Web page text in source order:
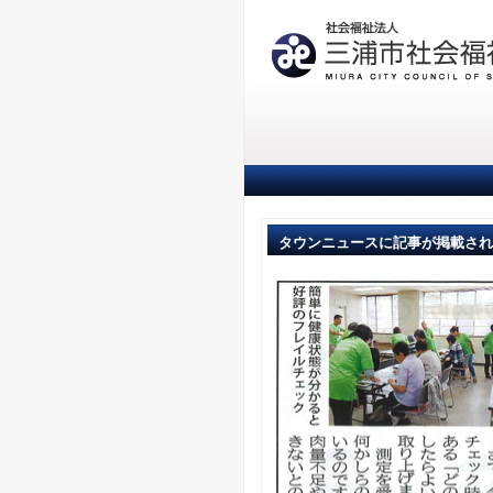
タウンニュースに記事が掲載さ